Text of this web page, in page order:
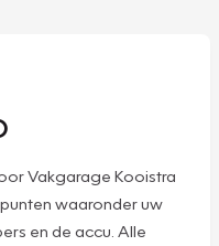
Vakgarage Kooistra
waaronder uw
en de accu. Alle